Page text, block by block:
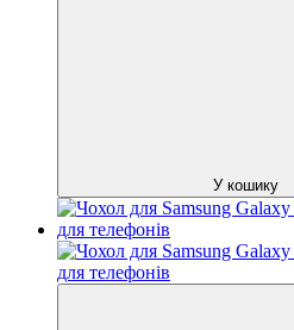
У кошику